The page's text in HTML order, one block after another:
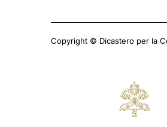
Copyright © Dicastero per la